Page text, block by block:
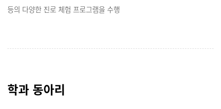
등의 다양한 진로 체험 프로그램을 수행
학과 동아리